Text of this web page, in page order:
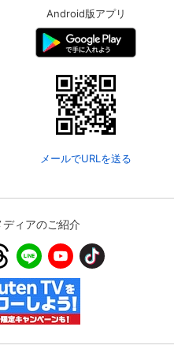
Android版アプリ
メールでURLを送る
ィアのご紹介